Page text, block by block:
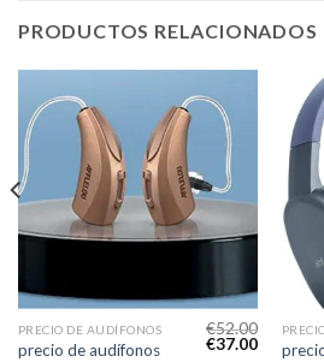
PRODUCTOS RELACIONADOS
PRECIO DE AUDÍFONOS
precio de audífonos
€52.00
€37.00